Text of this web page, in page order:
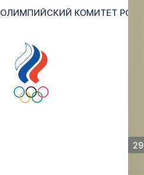
ОЛИМПИЙСКИЙ КОМИТЕТ